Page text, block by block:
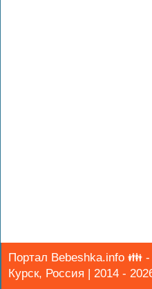
Портал Bebeshka.info 👪
Курск, Россия | 2014 -